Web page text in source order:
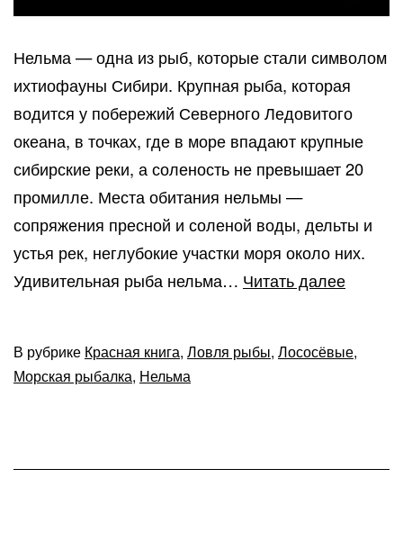
Нельма — одна из рыб, которые стали символом
ихтиофауны Сибири. Крупная рыба, которая
водится у побережий Северного Ледовитого
океана, в точках, где в море впадают крупные
сибирские реки, а соленость не превышает 20
промилле. Места обитания нельмы —
сопряжения пресной и соленой воды, дельты и
устья рек, неглубокие участки моря около них.
Удивительная рыба нельма… Читать далееРыба
—
В рубрике Красная книга, Ловля рыбы, Лососёвые,
Морская рыбалка, Нельма